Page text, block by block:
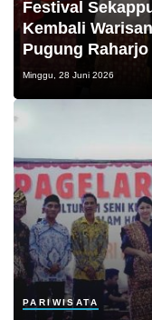
Festival
Kembali
Pugung Raharjo
Minggu, 28 Juni 2026
PARIWISATA